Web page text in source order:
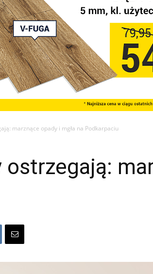
marznące opady i mgła na Podkarpaciu